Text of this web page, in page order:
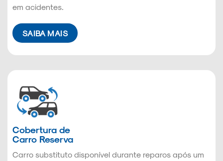
em acidentes.
SAIBA MAIS
Cobertura de
Carro Reserva
Carro substituto disponível durante reparos após um